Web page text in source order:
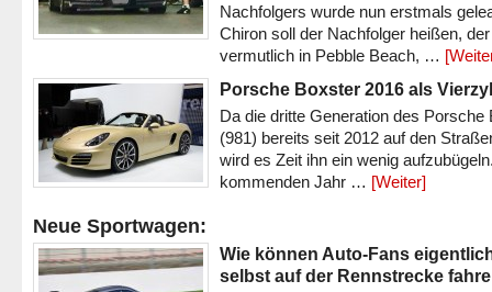
Nachfolgers wurde nun erstmals
Chiron soll der Nachfolger heißen, der
vermutlich in Pebble Beach, …
Porsche Boxster 2016 als
Da die dritte Generation des Porsche
(981) bereits seit 2012 auf den
wird es Zeit ihn ein wenig
kommenden Jahr … [Weiter]
Neue Sportwagen:
Wie können Auto-Fans
selbst auf der Rennstrecke